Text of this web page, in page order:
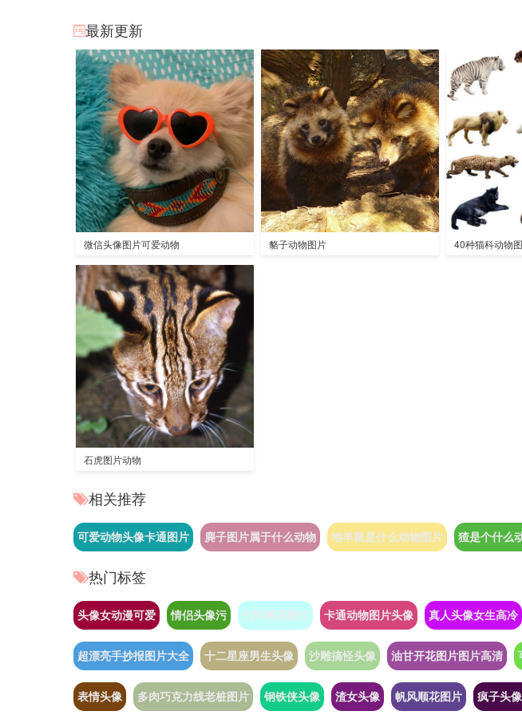
最新更新
微信头像图片可爱动物 貉子动物图片 40种猫科动物
石虎图片动物
相关推荐
可爱动物头像卡通图片 麂子图片属于什么动物 地羊鼠是什么动物图片 猹是个什么
热门标签
头像女动漫可爱 情侣头像污 七叶树花图片 卡通动物图片头像 真人头像女生高冷
超漂亮手抄报图片大全 十二星座男生头像 沙雕搞怪头像 油甘开花图片图片高清
表情头像 多肉巧克力线老桩图片 钢铁侠头像 渣女头像 帆风顺花图片 疯子头